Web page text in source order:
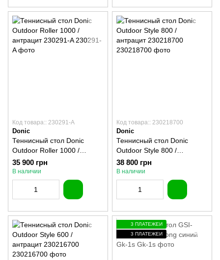
Код товара:: 230291-A
Donic
Теннисный стол Donic
Outdoor Roller 1000 /
антрацит 230291-A
35 900 грн
В наличии
Код товара:: 230218700
Donic
Теннисный стол Donic
Outdoor Style 800 /
антрацит 230218700
38 800 грн
В наличии
3 ПЛАТЕЖЕЙ
3 ПЛАТЕЖЕЙ